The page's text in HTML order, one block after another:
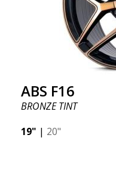
ABS F16
BRONZE TINT
19" | 20"